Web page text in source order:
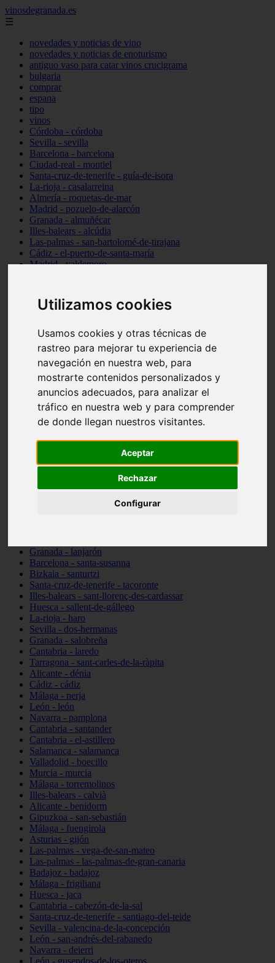
Utilizamos cookies
Usamos cookies y otras técnicas de
rastreo para mejorar tu experiencia de
navegación en nuestra web, para
mostrarte contenidos personalizados y
anuncios adecuados, para analizar el
tráfico en nuestra web y para comprender
de donde llegan nuestros visitantes.
Aceptar
Rechazar
Configurar
vinosdegranada.es
☰
novedades y noticias de vino
novedades y noticias de enoturismo
antiguo vaso para catar vinos crucigrama
bulgaria
comprar
espana
tipo
vinos
Córdoba - córdoba
Sevilla - sevilla
Barcelona - barcelona
Ciudad-real - montiel
Santa-cruz-de-tenerife - guía-de-isora
La-rioja - casalarreina
Almería - roquetas-de-mar
Madrid - pozuelo-de-alarcón
Granada - almuñécar
Illes-balears - alcúdia
Las-palmas - san-bartolomé-de-tirajana
Cádiz - el-puerto-de-santa-maría
Madrid - valdemoro
Cantabria - suances
Sevilla - bormujos
Málaga - júzcar
Huesca - alquézar
Huesca - castejón-de-sos
Lleida - alt-àneu
Córdoba - almedinilla
Navarra - zangoza
Cantabria - arenas-de-iguña
Barcelona - la-pobla-de-lillet
Murcia - cartagena
Madrid - nuevo-baztán
Granada - lanjarón
Barcelona - santa-susanna
Bizkaia - santurtzi
Santa-cruz-de-tenerife - tacoronte
Illes-balears - sant-llorenç-des-cardassar
Huesca - sallent-de-gállego
La-rioja - haro
Sevilla - dos-hermanas
Granada - salobreña
Cantabria - laredo
Tarragona - sant-carles-de-la-ràpita
Alicante - dénia
Cádiz - cádiz
Málaga - nerja
León - león
Navarra - pamplona
Cantabria - santander
Cantabria - el-astillero
Salamanca - salamanca
Valladolid - boecillo
Murcia - murcia
Málaga - torremolinos
Illes-balears - calvià
Alicante - benidorm
Gipuzkoa - san-sebastián
Málaga - fuengirola
Asturias - gijón
Las-palmas - vega-de-san-mateo
Las-palmas - las-palmas-de-gran-canaria
Badajoz - badajoz
Málaga - frigiliana
Huesca - jaca
Cantabria - cabezón-de-la-sal
Santa-cruz-de-tenerife - santiago-del-teide
Sevilla - valencina-de-la-concepción
León - san-andrés-del-rabanedo
Navarra - deierri
León - gusendos-de-los-oteros